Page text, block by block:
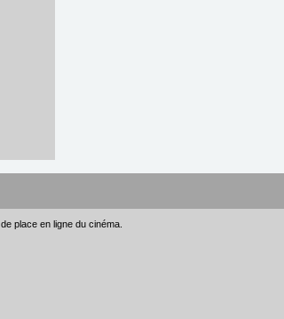
place en ligne du cinéma.